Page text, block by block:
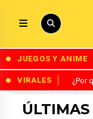
JUEGOS Y ANIME
VIRALES ¿Por